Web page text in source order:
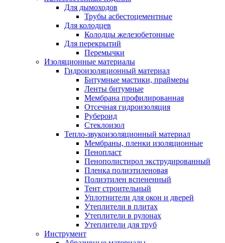
Для дымоходов
Трубы асбестоцементные
Для колодцев
Колодцы железобетонные
Для перекрытий
Перемычки
Изоляционные материалы
Гидроизоляционный материал
Битумные мастики, праймеры
Ленты битумные
Мембрана профилированная
Отсечная гидроизоляция
Рубероид
Стеклоизол
Тепло-звукоизоляционный материал
Мембраны, пленки изоляционные
Пенопласт
Пенополистирол экструдированный
Пленка полиэтиленовая
Полиэтилен вспененный
Тент строительный
Уплотнители для окон и дверей
Утеплители в плитах
Утеплители в рулонах
Утеплители для труб
Инструмент